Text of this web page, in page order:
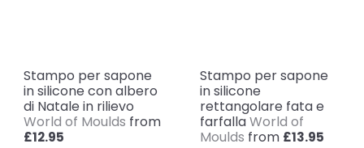
Stampo per sapone
in silicone con albero
di Natale in rilievo
World of Moulds from
£12.95
Stampo per sapone
in silicone
rettangolare fata e
farfallaWorld of
Moulds from £13.95